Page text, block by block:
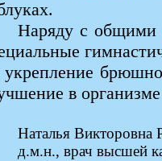
Наряду с общими
в
Наталья Викторовна
д.м.н., врач высшей